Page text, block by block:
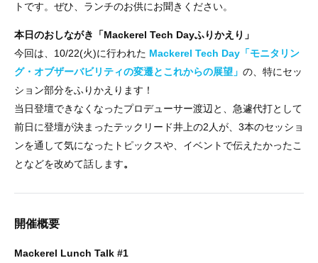
トです。ぜひ、ランチのお供にお聞きください。
本日のおしながき「Mackerel Tech Dayふりかえり」
今回は、10/22(火)に行われた Mackerel Tech Day「モニタリン
グ・オブザーバビリティの変遷とこれからの展望」 の、特にセッ
ション部分をふりかえります！
当日登壇できなくなったプロデューサー渡辺と、急遽代打として
前日に登壇が決まったテックリード井上の2人が、3本のセッショ
ンを通して気になったトピックスや、イベントで伝えたかったこ
となどを改めて話します。
開催概要
Mackerel Lunch Talk #1